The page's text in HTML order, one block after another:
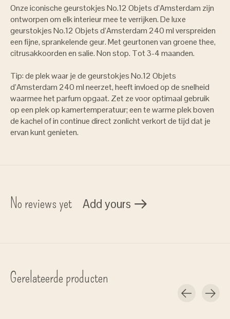
Onze iconische geurstokjes No.12 Objets d’Amsterdam zijn
ontworpen om elk interieur mee te verrijken. De luxe
geurstokjes No.12 Objets d’Amsterdam 240 ml verspreiden
een fijne, sprankelende geur. Met geurtonen van groene thee,
citrusakkoorden en salie. Non stop. Tot 3-4 maanden.
Tip: de plek waar je de geurstokjes No.12 Objets
d’Amsterdam 240 ml neerzet, heeft invloed op de snelheid
waarmee het parfum opgaat. Zet ze voor optimaal gebruik
op een plek op kamertemperatuur; een te warme plek boven
de kachel of in continue direct zonlicht verkort de tijd dat je
ervan kunt genieten.
No reviews yet Add yours
Gerelateerde producten